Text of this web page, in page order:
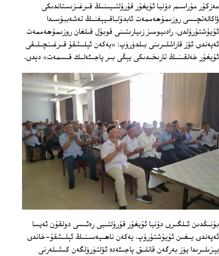
مەزكۇر مۇراسىم دۇنيا ئۇيغۇر قۇرۇلتىيىنىڭ قىرغىزىستاندىكى
ۋاكالەتچىسى روزىمۇھەممەت ئابدۇلباقىيېفنىڭ تەشەببۇسىدا
ئۇيۇشتۇرۇلدى. رادىيومىز زىيارىتىنى قوبۇل قىلغان روزىمۇھەممەت
ئەپەندى ئۆز قاراشلىرىنى بىلدۈرۈپ: «يەكەن ئېلىشقۇ قىرغىنچىلىقى
ئۇيغۇر خەلقىنىڭ تارىخىدىكى يېڭى بىر پاجىئەلىك قىسمەت» دېدى.
بۇنىڭدىن ئىلگىرى دۇنيا ئۇيغۇر قۇرۇلتىيى رەئىسى دولقۇن ئەيسا
ئەپەندى يىغىن ئۇيۇشتۇرۇپ، يەكەن ناھىيەسىنىڭ ئېلىشقۇ-خاندى
يېزىلىرىدا يۈز بەرگەن قانلىق پاجىئەدە ئۆلتۈرۈلگەن كىشىلەرنى